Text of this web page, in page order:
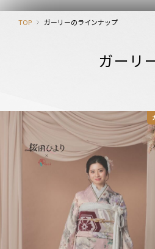
TOP ガーリーのラインナップ
ガーリ